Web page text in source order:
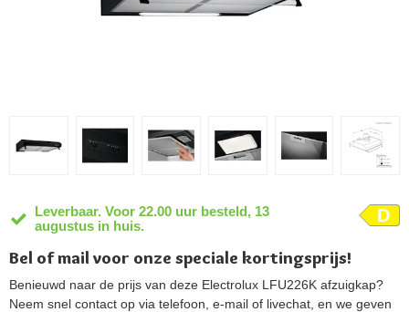
Leverbaar. Voor 22.00 uur besteld, 13
augustus in huis.
D
Bel of mail voor onze speciale kortingsprijs!
Benieuwd naar de prijs van deze Electrolux LFU226K afzuigkap?
Neem snel contact op via telefoon, e-mail of livechat, en we geven